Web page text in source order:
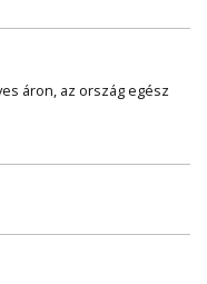
áron, az ország egész